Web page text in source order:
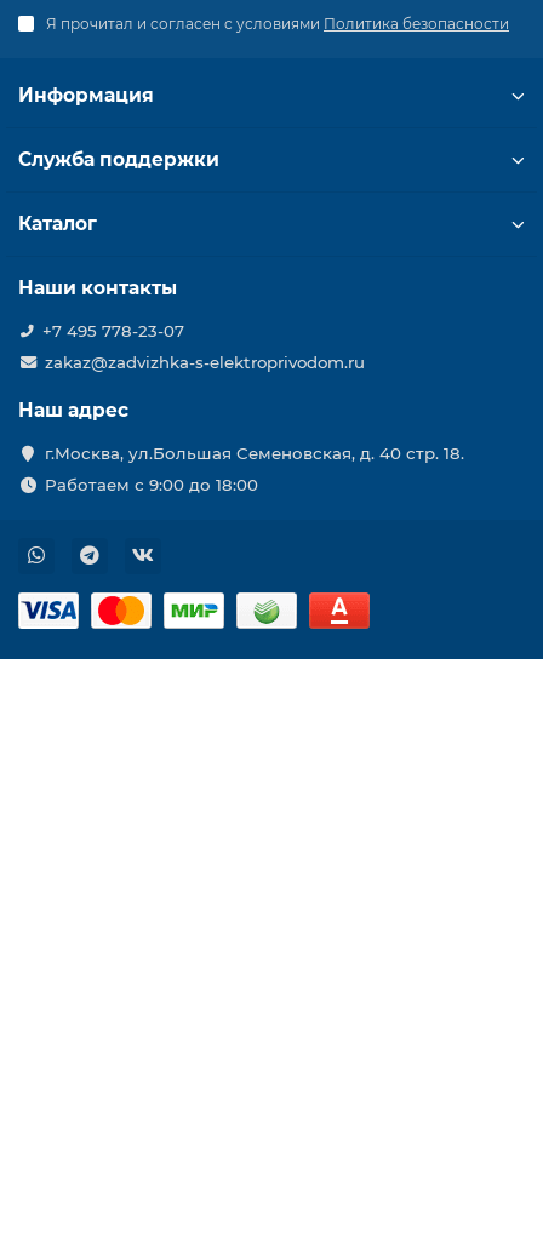
Я прочитал и согласен с условиями Политика безопасности
Информация
Служба поддержки
Каталог
Наши контакты
+7 495 778-23-07
zakaz@zadvizhka-s-elektroprivodom.ru
Наш адрес
г.Москва, ул.Большая Семеновская, д. 40 стр. 18.
Работаем с 9:00 до 18:00